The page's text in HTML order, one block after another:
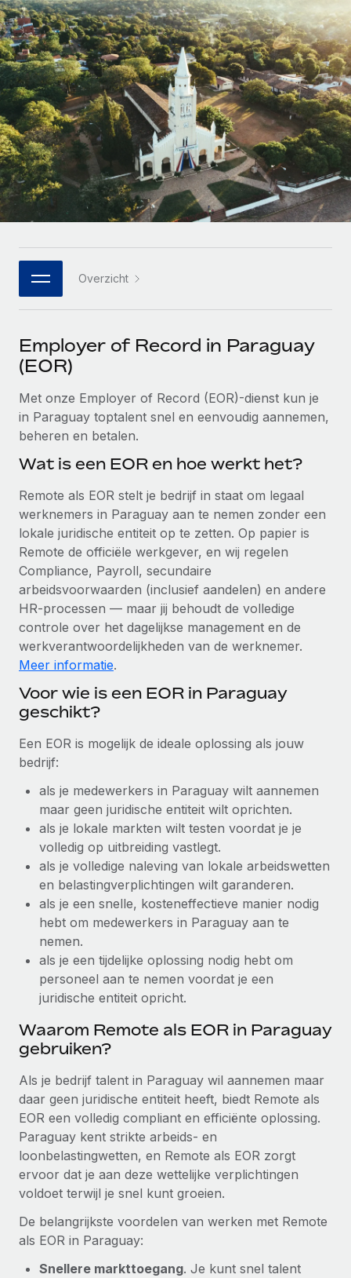
Zzp'ers internationaal onboarden en beheren
PEO
Ingewikkelde HR-taken eenvoudig uitbesteden
INFRASTRUCTUUR
Remote Embedded
HR naadloos in workflows integreren
Platform
Ingebouwde essentiële HR-functies voor je team
Integraties
DIENSTEN
Krijg hulp van global HR- en juridische experts
Achtergrondonderzoek
Vereenvoudig het screeningsproces van
Compliance Watchtower
Blijf compliance-risico's voor
Apparaatbeheer
Lever en track wereldwijd IT-middelen
Entiteiten oprichten
Stel snel compliant entiteiten op
Mobiliteit en overplaatsing
Plaats werknemers moeiteloos over
Eenvoudig secundaire arbeidsvoorwaarden
beheren
GROEIFASE
Start-ups
Flexibele global HR en payroll solutions voor groeiende
bedrijven
Mid-market
Teams uitbreiden met HR solutions op maat
Enterprise
Global HR voor grote bedrijven
WERK MET ONS SAMEN
Strategische technologiepartners
Een partner worden
Ontdek hoe je met ons kunt samenwerken
Integraties en advies over AI-automatiseringen
CASESTUDY'S
Betalingscalculator voor zzp'ers
Ontdek valuta-opties en betaalsnelheden voor
internationale zzp'ers
LEREN MET REMOTE
Onderzoek en gidsen
Casestudy's
HR-woordenlijst
Checklists en templates
Webinars
Newsroom
Inzichtencentrum
BLOG
Global Payroll
EOR en PEO
Contractor Management
Belastingen
Naar de blog
BLOG
integraties en Contractor Management Plus
Het blijft de missie van Remote om alle soorten bedrijven
te helpen bij het aannemen, beheren en...
Meer informatie
Hoe Phiture 55 werknemers in 19 landen
Phiture, een toonaangevende leider in de wereldwijde
mobiele groeiadviessector, zet zich sinds 2016...
Nederlands
Français
Deutsch
Español
Italiano
Português (Portugal)
日本語
한국어
Inloggen
Overzicht
Employer of Record in Paraguay
(EOR)
Met onze Employer of Record (EOR)-dienst kun je
in Paraguay toptalent snel en eenvoudig aannemen,
beheren en betalen.
Wat is een EOR en hoe werkt het?
Remote als EOR stelt je bedrijf in staat om legaal
werknemers in Paraguay aan te nemen zonder een
lokale juridische entiteit op te zetten. Op papier is
Remote de officiële werkgever, en wij regelen
Compliance, Payroll, secundaire
arbeidsvoorwaarden (inclusief aandelen) en andere
HR-processen — maar jij behoudt de volledige
controle over het dagelijkse management en de
werkverantwoordelijkheden van de werknemer.
Meer informatie.
Voor wie is een EOR in Paraguay
geschikt?
Een EOR is mogelijk de ideale oplossing als jouw
bedrijf:
als je medewerkers in Paraguay wilt aannemen
maar geen juridische entiteit wilt oprichten.
als je lokale markten wilt testen voordat je je
volledig op uitbreiding vastlegt.
als je volledige naleving van lokale arbeidswetten
en belastingverplichtingen wilt garanderen.
als je een snelle, kosteneffectieve manier nodig
hebt om medewerkers in Paraguay aan te
nemen.
als je een tijdelijke oplossing nodig hebt om
personeel aan te nemen voordat je een
juridische entiteit opricht.
Waarom Remote als EOR in Paraguay
gebruiken?
Als je bedrijf talent in Paraguay wil aannemen maar
daar geen juridische entiteit heeft, biedt Remote als
EOR een volledig compliant en efficiënte oplossing.
Paraguay kent strikte arbeids- en
loonbelastingwetten, en Remote als EOR zorgt
ervoor dat je aan deze wettelijke verplichtingen
voldoet terwijl je snel kunt groeien.
De belangrijkste voordelen van werken met Remote
als EOR in Paraguay:
Snellere markttoegang. Je kunt snel talent